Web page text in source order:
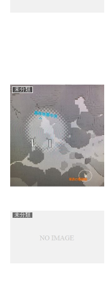
未分類
未分類